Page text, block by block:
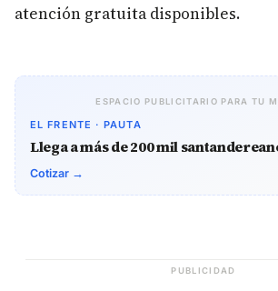
atención gratuita disponibles.
ESPACIO PUBLICITARIO PARA TU
EL FRENTE · PAUTA
Llega a más de 200 mil
Cotizar →
PUBLICIDAD